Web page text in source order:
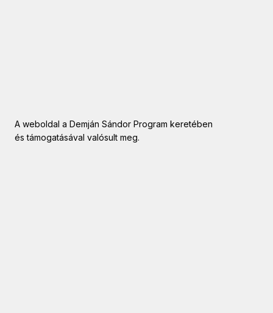
A weboldal a Demján Sándor Program keretében
és támogatásával valósult meg.